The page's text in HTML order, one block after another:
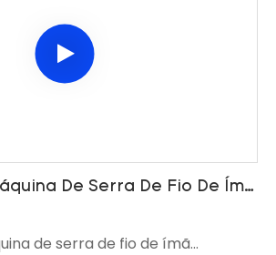
De Serra De Fio De Ímã
de serra de fio de ímã